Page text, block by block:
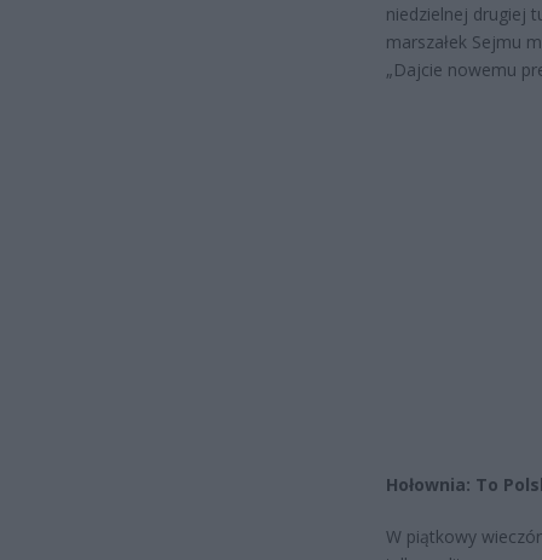
niedzielnej drugiej
marszałek Sejmu
„Dajcie nowemu
Hołownia: To
W piątkowy